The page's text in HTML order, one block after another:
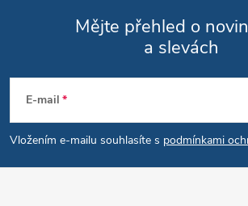
Mějte přehled o
a slevách
E-mail
Vložením e-mailu souhlasíte s podmínkami